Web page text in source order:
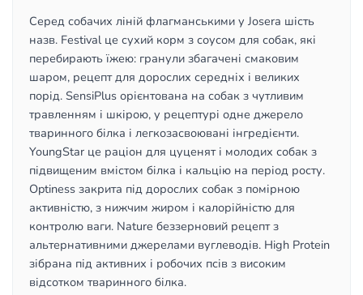
Серед собачих ліній флагманськими у Josera шість
назв. Festival це сухий корм з соусом для собак, які
перебирають їжею: гранули збагачені смаковим
шаром, рецепт для дорослих середніх і великих
порід. SensiPlus орієнтована на собак з чутливим
травленням і шкірою, у рецептурі одне джерело
тваринного білка і легкозасвоювані інгредієнти.
YoungStar це раціон для цуценят і молодих собак з
підвищеним вмістом білка і кальцію на період росту.
Optiness закрита під дорослих собак з помірною
активністю, з нижчим жиром і калорійністю для
контролю ваги. Nature беззерновий рецепт з
альтернативними джерелами вуглеводів. High Protein
зібрана під активних і робочих псів з високим
відсотком тваринного білка.